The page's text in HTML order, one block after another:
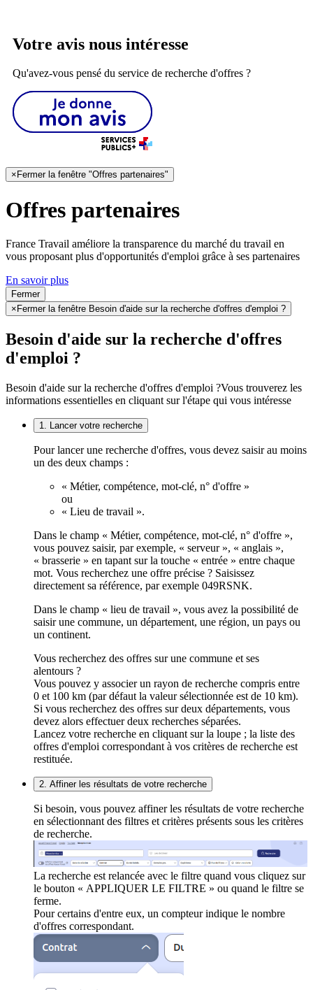
Votre avis nous intéresse
Qu'avez-vous pensé du service de recherche d'offres ?
× Fermer la fenêtre "Offres partenaires"
Offres partenaires
France Travail améliore la transparence du marché du travail en
vous proposant plus d'opportunités d'emploi grâce à ses partenaires
En savoir plus
Fermer
× Fermer la fenêtre Besoin d'aide sur la recherche d'offres d'emploi ?
Besoin d'aide sur la recherche d'offres
d'emploi ?
Besoin d'aide sur la recherche d'offres d'emploi ?Vous trouverez les
informations essentielles en cliquant sur l'étape qui vous intéresse
1. Lancer votre recherche
Pour lancer une recherche d'offres, vous devez saisir au moins
un des deux champs :
« Métier, compétence, mot-clé, n° d'offre »
ou
« Lieu de travail ».
Dans le champ « Métier, compétence, mot-clé, n° d'offre »,
vous pouvez saisir, par exemple, « serveur », « anglais »,
« brasserie » en tapant sur la touche « entrée » entre chaque
mot. Vous recherchez une offre précise ? Saisissez
directement sa référence, par exemple 049RSNK.
Dans le champ « lieu de travail », vous avez la possibilité de
saisir une commune, un département, une région, un pays ou
un continent.
Vous recherchez des offres sur une commune et ses
alentours ?
Vous pouvez y associer un rayon de recherche compris entre
0 et 100 km (par défaut la valeur sélectionnée est de 10 km).
Si vous recherchez des offres sur deux départements, vous
devez alors effectuer deux recherches séparées.
Lancez votre recherche en cliquant sur la loupe ; la liste des
offres d'emploi correspondant à vos critères de recherche est
restituée.
2. Affiner les résultats de votre recherche
Si besoin, vous pouvez affiner les résultats de votre recherche
en sélectionnant des filtres et critères présents sous les critères
de recherche.
La recherche est relancée avec le filtre quand vous cliquez sur
le bouton « APPLIQUER LE FILTRE » ou quand le filtre se
ferme.
Pour certains d'entre eux, un compteur indique le nombre
d'offres correspondant.